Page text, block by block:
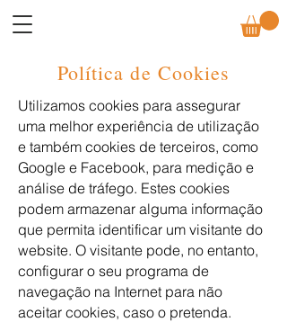
Política de Cookies
Utilizamos cookies para assegurar
uma melhor experiência de utilização
e também cookies de terceiros, como
Google e Facebook, para medição e
análise de tráfego. Estes cookies
podem armazenar alguma informação
que permita identificar um visitante do
website. O visitante pode, no entanto,
configurar o seu programa de
navegação na Internet para não
aceitar cookies, caso o pretenda.